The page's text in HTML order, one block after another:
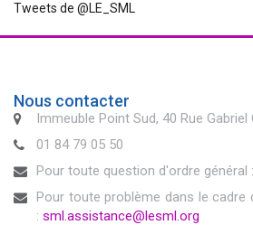
Tweets de @LE_SML
Nous contacter
Immeuble Point Sud, 40 Rue Gabriel
01 84 79 05 50
Pour toute question d'ordre général :
Pour toute problème dans le cadre
: sml.assistance@lesml.org